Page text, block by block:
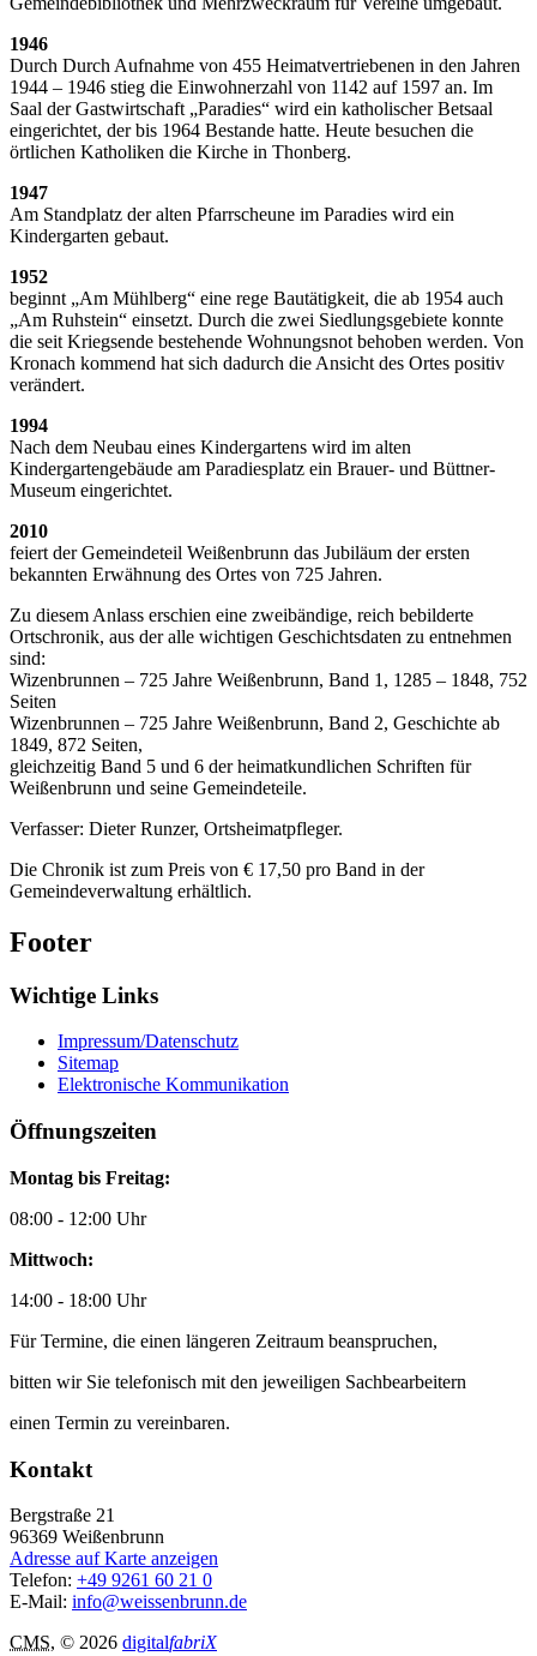
1946
Durch Durch Aufnahme von 455 Heimatvertriebenen in den Jahren
1944 – 1946 stieg die Einwohnerzahl von 1142 auf 1597 an. Im
Saal der Gastwirtschaft „Paradies“ wird ein katholischer Betsaal
eingerichtet, der bis 1964 Bestande hatte. Heute besuchen die
örtlichen Katholiken die Kirche in Thonberg.
1947
Am Standplatz der alten Pfarrscheune im Paradies wird ein
Kindergarten gebaut.
1952
beginnt „Am Mühlberg“ eine rege Bautätigkeit, die ab 1954 auch
„Am Ruhstein“ einsetzt. Durch die zwei Siedlungsgebiete konnte
die seit Kriegsende bestehende Wohnungsnot behoben werden. Von
Kronach kommend hat sich dadurch die Ansicht des Ortes positiv
verändert.
1994
Nach dem Neubau eines Kindergartens wird im alten
Kindergartengebäude am Paradiesplatz ein Brauer- und Büttner-
Museum eingerichtet.
2010
feiert der Gemeindeteil Weißenbrunn das Jubiläum der ersten
bekannten Erwähnung des Ortes von 725 Jahren.
Zu diesem Anlass erschien eine zweibändige, reich bebilderte
Ortschronik, aus der alle wichtigen Geschichtsdaten zu entnehmen
sind:
Wizenbrunnen – 725 Jahre Weißenbrunn, Band 1, 1285 – 1848, 752
Seiten
Wizenbrunnen – 725 Jahre Weißenbrunn, Band 2, Geschichte ab
1849, 872 Seiten,
gleichzeitig Band 5 und 6 der heimatkundlichen Schriften für
Weißenbrunn und seine Gemeindeteile.
Verfasser: Dieter Runzer, Ortsheimatpfleger.
Die Chronik ist zum Preis von € 17,50 pro Band in der
Gemeindeverwaltung erhältlich.
Footer
Wichtige Links
Impressum/Datenschutz
Sitemap
Elektronische Kommunikation
Öffnungszeiten
Montag bis Freitag:
08:00 - 12:00 Uhr
Mittwoch:
14:00 - 18:00 Uhr
Für Termine, die einen längeren Zeitraum beanspruchen,
bitten wir Sie telefonisch mit den jeweiligen Sachbearbeitern
einen Termin zu vereinbaren.
Kontakt
Bergstraße 21
96369 Weißenbrunn
Adresse auf Karte anzeigen
Telefon: +49 9261 60 21 0
E-Mail: info@weissenbrunn.de
CMS, © 2026 digitalfabriX